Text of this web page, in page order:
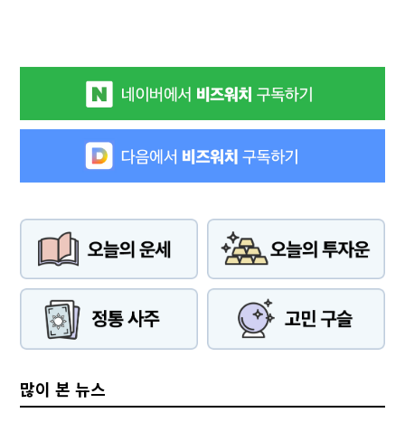
많이 본 뉴스